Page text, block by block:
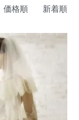
価格順 新着順